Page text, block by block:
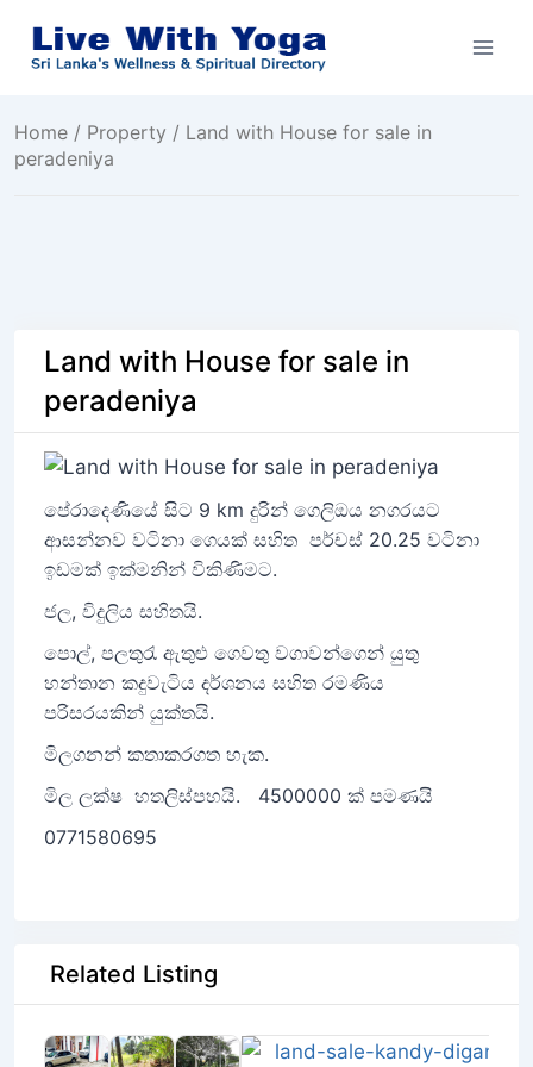
Home / Property / Land with House for sale in
peradeniya
Land with House for sale in
peradeniya
පේරාදෙණියේ සිට 9 km දුරින් ගෙලිඔය නගරයට
ආසන්නව වටිනා ගෙයක් සහිත පර්චස් 20.25 වටිනා
ඉඩමක් ඉක්මනින් විකිණිමට.
ජල, විදුලිය සහිතයි.
පොල්, පලතුරැ ඇතුළු ගෙවතු වගාවන්ගෙන් යුතු
හන්තාන කදුවැටිය දර්ශනය සහිත රමණිය
පරිසරයකින් යුක්තයි.
මිලගනන් කතාකරගත හැක.
මිල ලක්ෂ හතලිස්පහයි. 4500000 ක් පමණයි
0771580695
Related Listing